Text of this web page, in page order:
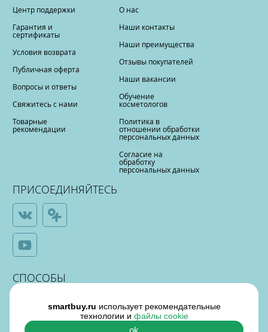
Центр поддержки
Гарантия и
сертификаты
Условия возврата
Публичная оферта
Вопросы и ответы
Свяжитесь с нами
Товарные
рекомендации
О нас
Наши контакты
Наши преимущества
Отзывы покупателей
Наши вакансии
Обучение
косметологов
Политика в
отношении обработки
персональных данных
Согласие на
обработку
персональных данных
ПРИСОЕДИНЯЙТЕСЬ
СПОСОБЫ
ОПЛАТЫ
smartbuy.ru использует рекомендательные
технологии и файлы cookie
ok